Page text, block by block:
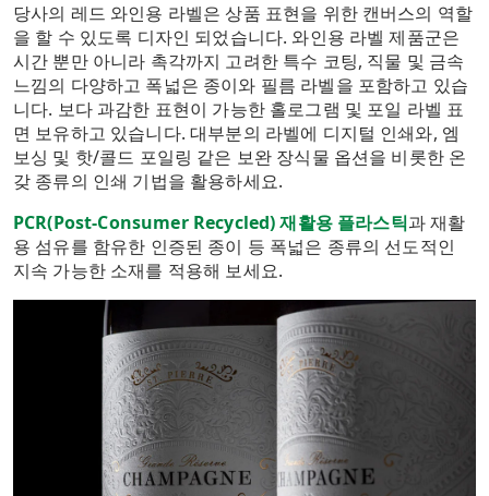
당사의 레드 와인용 라벨은 상품 표현을 위한 캔버스의 역할
을 할 수 있도록 디자인 되었습니다. 와인용 라벨 제품군은
시간 뿐만 아니라 촉각까지 고려한 특수 코팅, 직물 및 금속
느낌의 다양하고 폭넓은 종이와 필름 라벨을 포함하고 있습
니다. 보다 과감한 표현이 가능한 홀로그램 및 포일 라벨 표
면 보유하고 있습니다. 대부분의 라벨에 디지털 인쇄와, 엠
보싱 및 핫/콜드 포일링 같은 보완 장식물 옵션을 비롯한 온
갖 종류의 인쇄 기법을 활용하세요.
PCR(Post-Consumer Recycled) 재활용 플라스틱과 재활
용 섬유를 함유한 인증된 종이 등 폭넓은 종류의 선도적인
지속 가능한 소재를 적용해 보세요.